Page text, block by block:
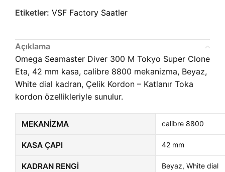
Etiketler: VSF Factory Saatler
Açıklama
Omega Seamaster Diver 300 M Tokyo Super Clone
Eta, 42 mm kasa, calibre 8800 mekanizma, Beyaz,
White dial kadran, Çelik Kordon – Katlanır Toka
kordon özellikleriyle sunulur.
MEKANIZMA calibre 8800
KASA ÇAPI 42 mm
KADRAN RENGI Beyaz, White dial